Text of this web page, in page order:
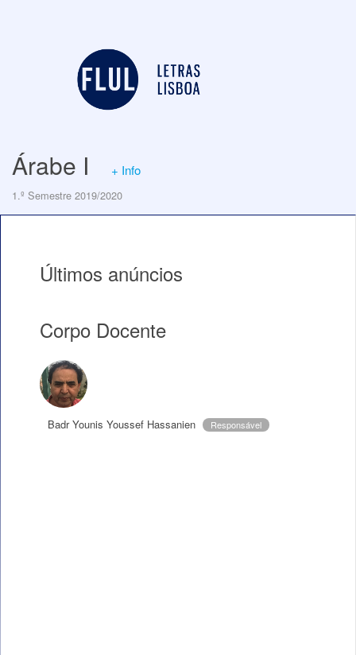
Árabe I + Info
1.º Semestre 2019/2020
Últimos anúncios
Corpo Docente
Badr Younis Youssef Hassanien Responsável